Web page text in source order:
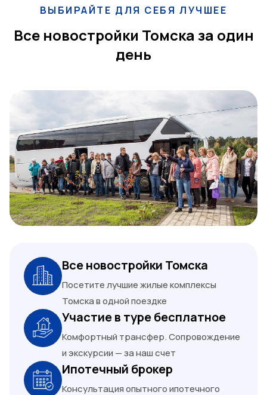
ВЫБИРАЙТЕ ДЛЯ СЕБЯ ЛУЧШЕЕ
Все новостройки Томска за один
день
Все новостройки Томска
Посетите лучшие жилые комплексы
Томска в одной поездке
Участие в туре бесплатное
Комфортный трансфер. Сопровождение
и экскурсии — за наш счет
Ипотечный брокер
Консультация опытного ипотечного